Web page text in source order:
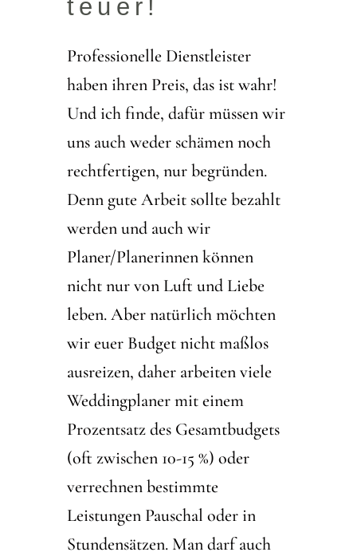
teuer!
Professionelle Dienstleister
haben ihren Preis, das ist wahr!
Und ich finde, dafür müssen wir
uns auch weder schämen noch
rechtfertigen, nur begründen.
Denn gute Arbeit sollte bezahlt
werden und auch wir
Planer/Planerinnen können
nicht nur von Luft und Liebe
leben. Aber natürlich möchten
wir euer Budget nicht maßlos
ausreizen, daher arbeiten viele
Weddingplaner mit einem
Prozentsatz des Gesamtbudgets
(oft zwischen 10-15 %) oder
verrechnen bestimmte
Leistungen Pauschal oder in
Stundensätzen. Man darf auch